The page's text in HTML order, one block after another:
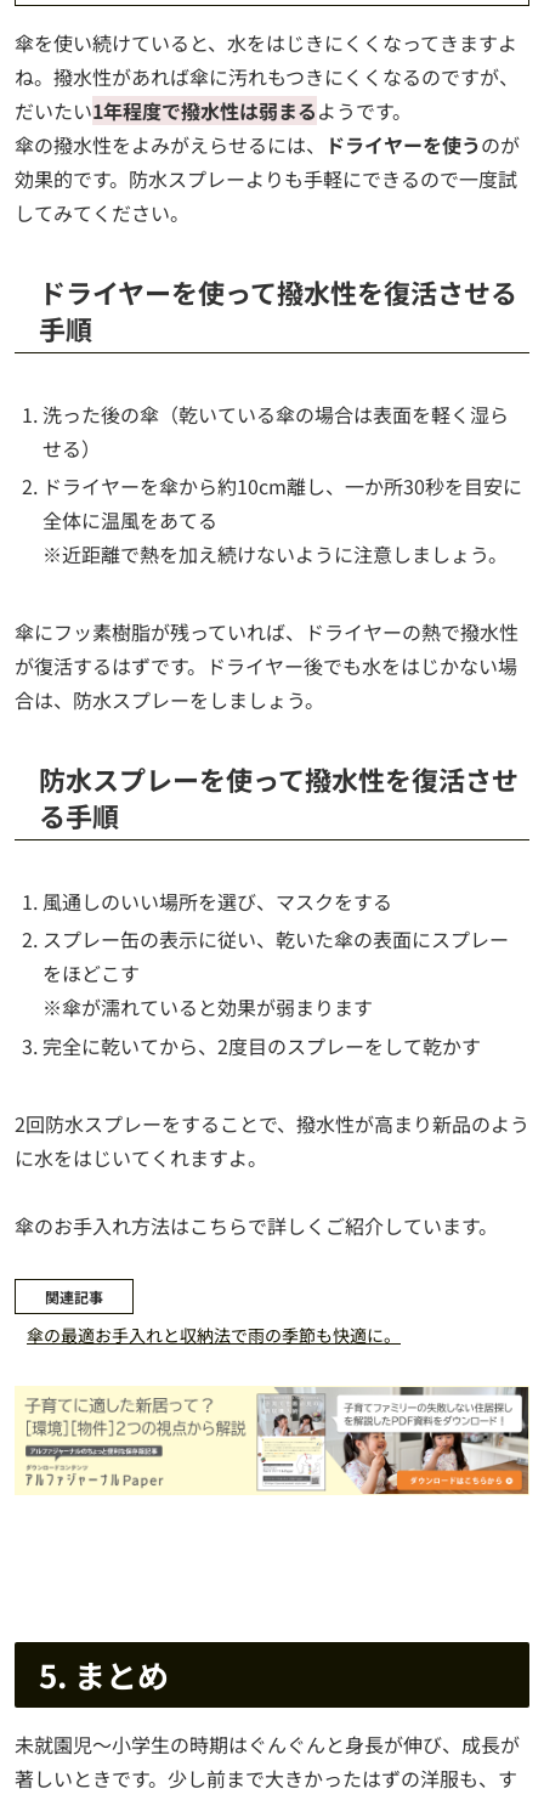
傘を使い続けていると、水をはじきにくくなってきますよ
ね。撥水性があれば傘に汚れもつきにくくなるのですが、
だいたい1年程度で撥水性は弱まるようです。
傘の撥水性をよみがえらせるには、 ドライヤーを使うのが
効果的です。防水スプレーよりも手軽にできるので一度試
してみてください。
ドライヤーを使って撥水性を復活させる
手順
洗った後の傘（乾いている傘の場合は表面を軽く湿ら
せる）
ドライヤーを傘から約10cm離し、一か所30秒を目安に
全体に温風をあてる
※近距離で熱を加え続けないように注意しましょう。
傘にフッ素樹脂が残っていれば、ドライヤーの熱で撥水性
が復活するはずです。ドライヤー後でも水をはじかない場
合は、防水スプレーをしましょう。
防水スプレーを使って撥水性を復活させ
る手順
風通しのいい場所を選び、マスクをする
スプレー缶の表示に従い、乾いた傘の表面にスプレー
をほどこす
※傘が濡れていると効果が弱まります
完全に乾いてから、2度目のスプレーをして乾かす
2回防水スプレーをすることで、撥水性が高まり新品のよう
に水をはじいてくれますよ。
傘のお手入れ方法はこちらで詳しくご紹介しています。
関連記事
傘の最適お手入れと収納法で雨の季節も快適に。
5. まとめ
未就園児～小学生の時期はぐんぐんと身長が伸び、成長が
著しいときです。少し前まで大きかったはずの洋服も、す